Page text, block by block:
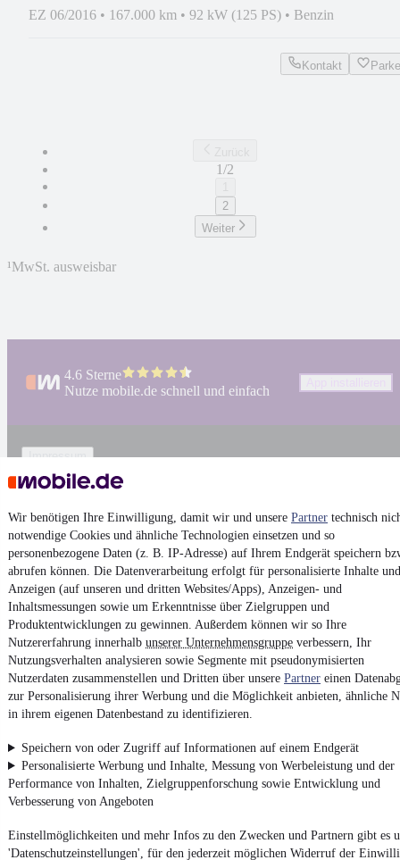
Wir benötigen Ihre Einwilligung, damit wir und unsere Partner technisch
notwendige Cookies und ähnliche Technologien einsetzen und so
personenbezogene Daten (z. B. IP-Adresse) auf Ihrem Endgerät speichern
abrufen können. Die Datenverarbeitung erfolgt für personalisierte Inhalte und
Anzeigen (auf unseren und dritten Websites/Apps), Anzeigen- und
Inhaltsmessungen sowie um Erkenntnisse über Zielgruppen und
Produktentwicklungen zu gewinnen. Außerdem können wir so Ihre
Nutzererfahrung innerhalb unserer Unternehmensgruppe verbessern, Ihr
Nutzungsverhalten analysieren sowie Segmente mit pseudonymisierten
Nutzerdaten zusammenstellen und Dritten über unsere Partner einen
zur Personalisierung ihrer Werbung und die Möglichkeit anbieten, ähnliche
in ihrem eigenen Datenbestand zu identifizieren.
Speichern von oder Zugriff auf Informationen auf einem Endgerät
Personalisierte Werbung und Inhalte, Messung von Werbeleistung und der
Performance von Inhalten, Zielgruppenforschung sowie Entwicklung und
Verbesserung von Angeboten
Einstellmöglichkeiten und mehr Infos zu den Zwecken und Partnern gibt es
'Datenschutzeinstellungen', für den jederzeit möglichen Widerruf der
EZ 06/2016 • 167.000 km • 92 kW (125 PS) • Benzin
Kontakt
1/2
2
Weiter
¹MwSt. ausweisbar
4.6 Sterne
Nutze mobile.de schnell und einfach
Impressum
AGB
Datenschutz
Datenschutzeinstellungen
Erklärung zur Barrierefreiheit
Report Security Vulnerability (English)
Powered by
Noch mehrneue Autosunterschiedlicher Marken, auch als